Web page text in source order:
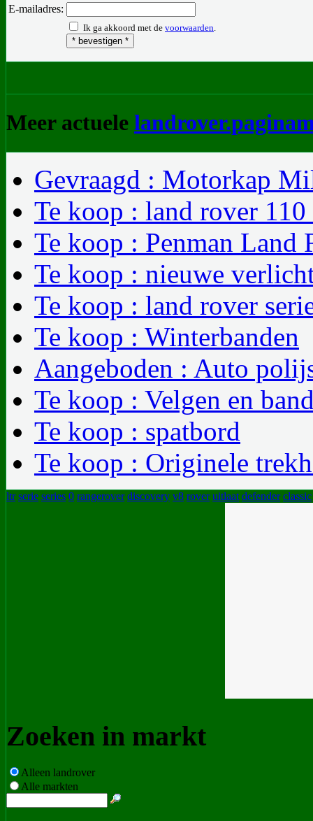
E-mailadres:
Ik ga akkoord met de voorwaarden.
Meer actuele
Gevraagd : Motorkap
Te koop : land rover
Te koop : Penman Land
Te koop : nieuwe
Te koop : land rover
Te koop : Winterbanden
Aangeboden : Auto
Te koop : Velgen en
Te koop : spatbord
Te koop : Originele
ltr serie series 0 rangerover discovery v8 rover uitlaat defender classic
Zoeken in markt
Alleen landrover
Alle markten